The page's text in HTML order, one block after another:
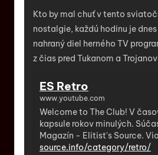
Kto by mal chuť v tento
nostalgie, každú hodinu je
nahraný diel herného TV
z čias pred Tukanom a
ES Retro
www.youtube.com
Welcome to The Club! V
kapsule rokov minulých.
Magazín - Elitist's Source.
source.info/category/retro/